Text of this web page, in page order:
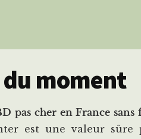
du moment
pas cher en France
est une valeur sûre